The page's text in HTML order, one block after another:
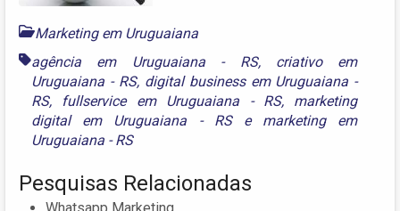
Marketing em Uruguaiana
agência em Uruguaiana - RS, criativo em
Uruguaiana - RS, digital business em Uruguaiana -
RS, fullservice em Uruguaiana - RS, marketing
digital em Uruguaiana - RSe marketing em
Uruguaiana - RS
Pesquisas Relacionadas